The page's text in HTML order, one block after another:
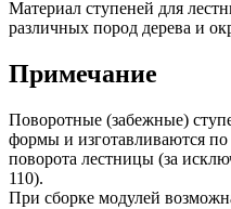
Материал ступеней для
различных пород дерева и
Примечание
Поворотные (забежные)
формы и изготавливаются
поворота лестницы (за
110).
При сборке модулей